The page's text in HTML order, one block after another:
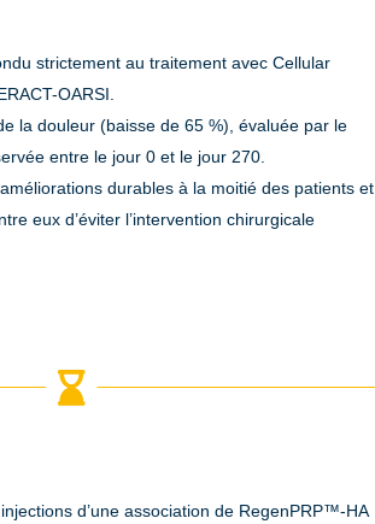
strictement au traitement avec Cellular
OARSI.
la douleur (baisse de 65 %), évaluée par le
entre le jour 0 et le jour 270.
durables à la moitié des patients et
eux d’éviter l’intervention chirurgicale

d’une association de RegenPRP™-HA